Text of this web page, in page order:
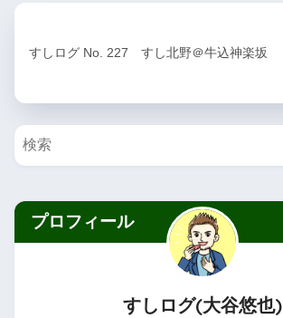
すしログ No. 227 すし北野＠牛込神楽坂
プロフィール
すしログ(大谷悠也)